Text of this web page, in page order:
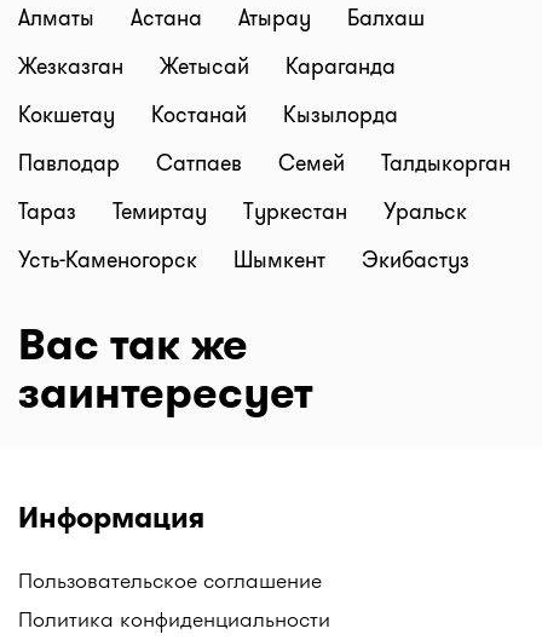
Алматы
Астана Атырау
Балхаш
Жезказган
Жетысай
Караганда
Кокшетау
Костанай
Кызылорда
Павлодар
Сатпаев Семей
Талдыкорган
Тараз
Темиртау Туркестан
Уральск
Усть-Каменогорск
Шымкент Экибастуз
Вас так же
заинтересует
Информация
Пользовательское соглашение
Политика конфиденциальности